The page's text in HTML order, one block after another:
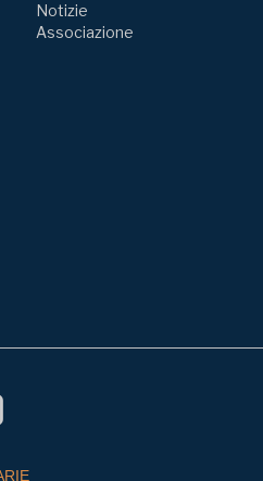
Notizie
Associazione